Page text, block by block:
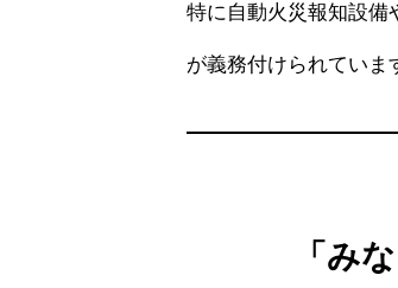
特に自動火災報知設備
が義務付けられていま
「み